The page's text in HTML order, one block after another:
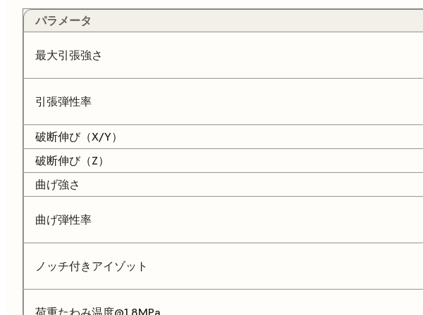
パラメータ
最大引張強さ
引張弾性率
破断伸び（X/Y）
破断伸び（Z）
曲げ強さ
曲げ弾性率
ノッチ付きアイゾット